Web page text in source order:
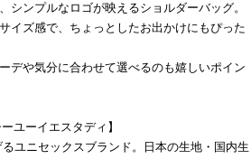
シンプルなロゴが映えるショルダーバッグ。
イズ感で、ちょっとしたお出かけにもぴった
デや気分に合わせて選べるのも嬉しいポイン
ユーイエスタディ】
ユニセックスブランド。日本の生地・国内生